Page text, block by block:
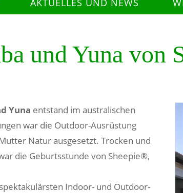
AKTUELLES UND NEWS
und Yuna von
Yuna entstand im australischen
war die Outdoor-Ausrüstung
Natur ausgesetzt. Trocken und
die Geburtsstunde von Sheepie®,
Indoor- und Outdoor-